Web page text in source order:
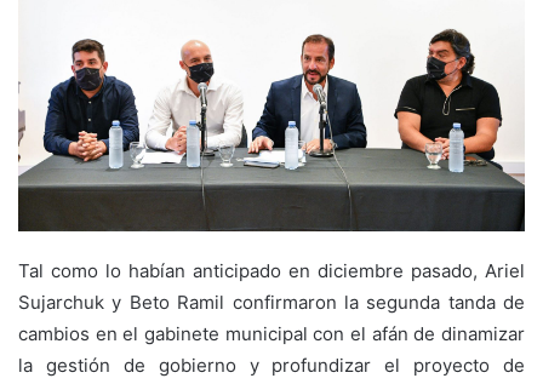
Tal como lo habían anticipado en diciembre pasado, Ariel
Sujarchuk y Beto Ramil confirmaron la segunda tanda de
cambios en el gabinete municipal con el afán de dinamizar
la gestión de gobierno y profundizar el proyecto de